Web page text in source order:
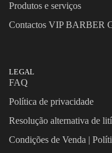
Produtos e serviços
Contactos VIP BARBER
LEGAL
FAQ
Política de privacidade
Resolução alternativa de
Condições de Venda |